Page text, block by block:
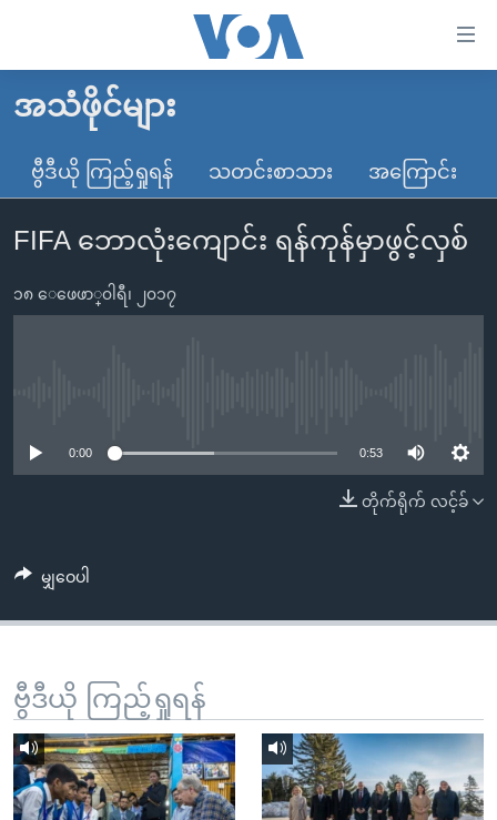
လွယ်ကူ
သည့်
များ
ပင်မ
ပင်မ
စာမျက်နှာ
ကျော်
ရန်
ရှာဖွေ
ရန်
နေရာ
သို့
မူလစာမျက်နှာ
မြန်မာ
ကမ္ဘာ့သတင်းများ
နိုင်ငံတကာ
တရုတ်
ဗွီဒီယို
ရပ်ဝန်းတခု လမ်းတခု အလွန်
ရုပ်ရှင်ထဲက အင်္ဂလိပ်စာ
တီဗွီ
ရေဒီယို/တီဗွီအစီအစဉ်
ဗွီအိုအေ လူမှုကွန်ယက်များ
ဘာသာစကားများ
အသံဖိုင်များ
ဗွီဒီယို ကြည့်ရှုရန် သတင်းစာသား အကြောင်း
FIFA ဘောလုံးကျောင်း ရန်ကုန်မှာဖွင့်လှစ်
၁၈ ေဖေဖာ္၀ါရီ၊ ၂၀၁၇
0:00 0:53
တိုက်ရိုက် လင့်ခ်
မျှဝေပါ
ဗွီဒီယို ကြည့်ရှုရန်